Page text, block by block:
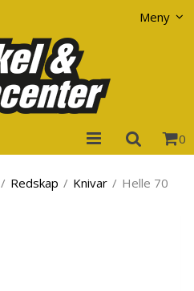
Meny
0
/ Redskap / Knivar / Helle 70